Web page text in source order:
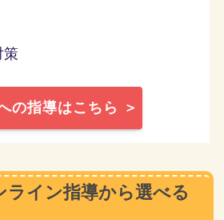
策
の指導はこちら ＞
ライン指導から選べる